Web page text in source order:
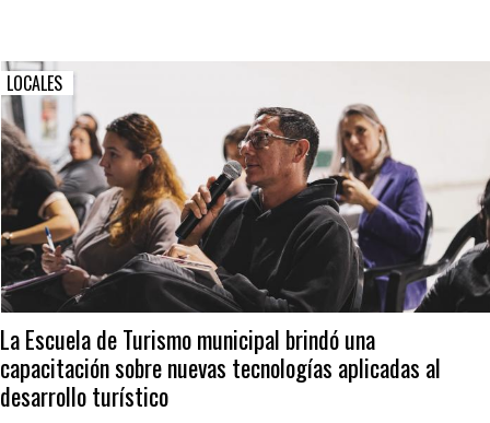
LOCALES
La Escuela de Turismo municipal brindó una
capacitación sobre nuevas tecnologías aplicadas al
desarrollo turístico